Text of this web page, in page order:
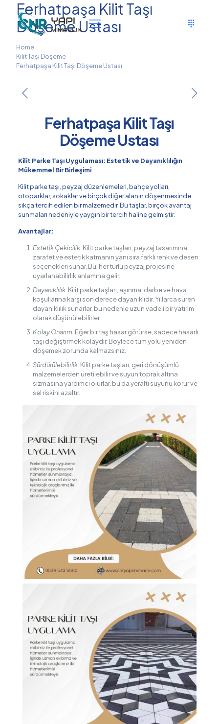
Ferhatpaşa Kilit Taşı
Döşeme Ustası
Home
Kilit Taşı Döşeme
Ferhatpaşa Kilit Taşı Döşeme Ustası
Ferhatpaşa Kilit Taşı
Döşeme Ustası
Kilit Parke Taşı Uygulaması: Estetik ve Dayanıklılığın
Mükemmel Bir Birleşimi
Kilit parke taşı, peyzaj düzenlemeleri, bahçe yolları,
otoparklar, sokaklar ve birçok diğer alanın döşenmesinde
sıkça tercih edilen bir malzemedir. Bu taşlar, birçok avantaj
sunmaları nedeniyle yaygın bir tercih haline gelmiştir.
Avantajlar:
Estetik Çekicilik: Kilit parke taşları, peyzaj tasarımına
zarafet ve estetik katmanın yanı sıra farklı renk ve desen
seçenekleri sunar. Bu, her türlü peyzaj projesine
uyarlanabilirlik anlamına gelir.
Dayanıklılık: Kilit parke taşları, aşınma, darbe ve hava
koşullarına karşı son derece dayanıklıdır. Yıllarca süren
dayanıklılık sunarlar, bu nedenle uzun vadeli bir yatırım
olarak düşünülebilirler.
Kolay Onarım: Eğer bir taş hasar görürse, sadece hasarlı
taşı değiştirmek kolaydır. Böylece tüm yolu yeniden
döşemek zorunda kalmazsınız.
Sürdürülebilirlik: Kilit parke taşları, geri dönüşümlü
malzemelerden üretilebilir ve suyun toprak altına
sızmasına yardımcı olurlar, bu da yeraltı suyunu korur ve
sel riskini azaltır.